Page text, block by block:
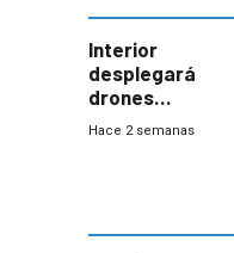
Interior
desplegará
drones
autónomos para
Hace 2 semanas